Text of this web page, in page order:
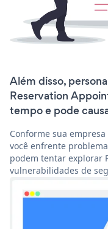
Além disso,
Reservation
tempo e pode
Conforme sua
você enfrente
podem tentar explorar
vulnerabilidades de